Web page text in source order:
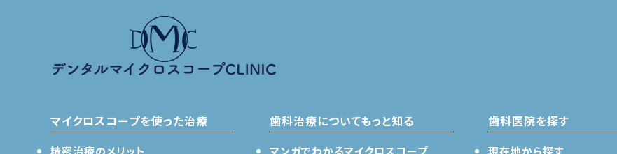
マイクロスコープを使った治療
精密治療のメリット
歯科治療についてもっと知る
マンガでわかるマイクロスコープ
歯科医院を探す
現在地から探す